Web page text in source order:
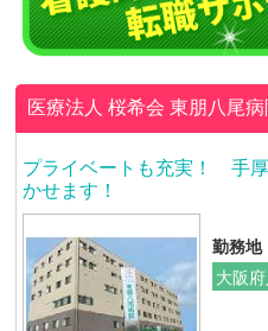
医療法人 桜希会東朋八尾病
プライベートも充実！ 手
かせます！
勤務地
大阪